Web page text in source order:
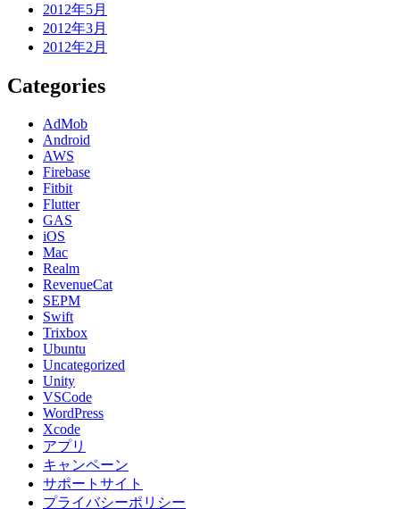
2012年5月
2012年3月
2012年2月
Categories
AdMob
Android
AWS
Firebase
Fitbit
Flutter
GAS
iOS
Mac
Realm
RevenueCat
SEPM
Swift
Trixbox
Ubuntu
Uncategorized
Unity
VSCode
WordPress
Xcode
アプリ
キャンペーン
サポートサイト
プライバシーポリシー